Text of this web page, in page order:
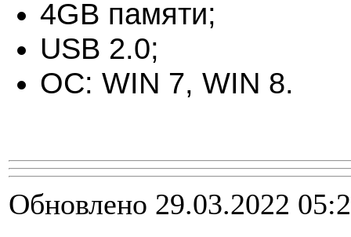
4GB памяти;
USB 2.0;
ОС: WIN 7, WIN 8.
Обновлено 29.03.2022